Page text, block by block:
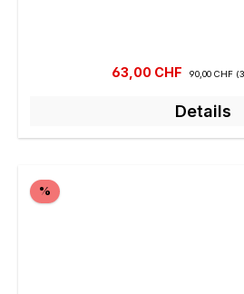
Verkaufspreis:
63,00 CHF Regulärer
90,00 CHF
Details
%Rabatt